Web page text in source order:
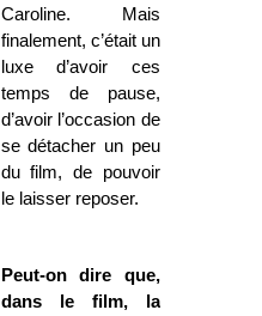
Caroline. Mais
finalement, c’était un
luxe d’avoir ces
temps de pause,
d’avoir l’occasion de
se détacher un peu
du film, de pouvoir
le laisser reposer.
Peut-on dire que,
dans le film, la